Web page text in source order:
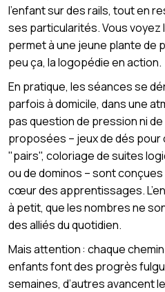
l’enfant sur des rails, tout en
ses particularités. Vous voyez
permet à une jeune plante de
peu ça, la logopédie en action.
En pratique, les séances se
parfois à domicile, dans une
pas question de pression ni
proposées – jeux de dés pour
"pairs", coloriage de suites
ou de dominos – sont
cœur des apprentissages.
à petit, que les nombres ne
des alliés du quotidien.
Mais attention : chaque
enfants font des progrès
semaines, d’autres avancent